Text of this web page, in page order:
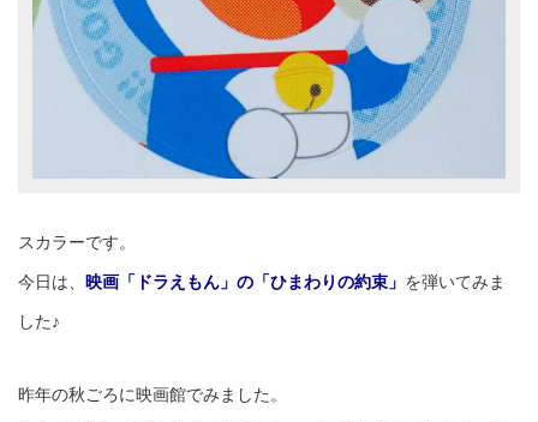
スカラーです。
今日は、 映画「ドラえもん」の「ひまわりの約束」 を弾いてみま
した♪
昨年の秋ごろに映画館でみました。